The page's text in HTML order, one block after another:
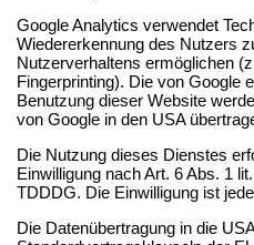
Google Analytics verwendet
Wiedererkennung des Nutzers
Nutzerverhaltens ermöglichen
Fingerprinting). Die von Google
Benutzung dieser Website
von Google in den USA
Die Nutzung dieses Dienstes
Einwilligung nach Art. 6 Abs. 1
TDDDG. Die Einwilligung ist
Die Datenübertragung in die